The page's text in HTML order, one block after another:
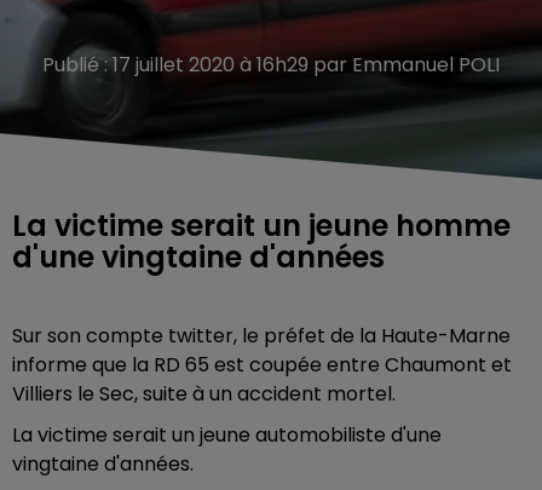
Publié : 17 juillet 2020 à 16h29 par Emmanuel POLI
La victime serait un jeune homme
d'une vingtaine d'années
Sur son compte twitter, le préfet de la Haute-Marne
informe que la RD 65 est coupée entre Chaumont et
Villiers le Sec, suite à un accident mortel.
La victime serait un jeune automobiliste d'une
vingtaine d'années.